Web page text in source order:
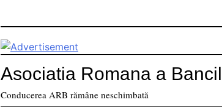
Asociatia Romana a
Conducerea ARB rămâne neschimbată